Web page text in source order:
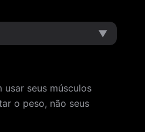
▼
usar seus músculos
o peso, não seus